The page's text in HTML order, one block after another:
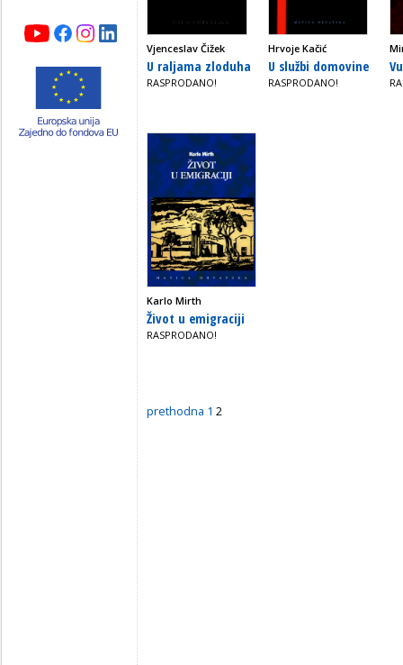
Vjenceslav Čižek
U raljama zloduha
RASPRODANO!
Hrvoje Kačić
U službi domovine
RASPRODANO!
Karlo Mirth
Život u emigraciji
RASPRODANO!
prethodna 1 2